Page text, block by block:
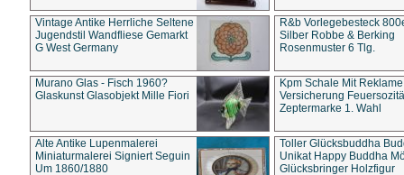
Vintage Antike Herrliche Seltene
Jugendstil Wandfliese Gemarkt
G West Germany
R&b Vorlegebesteck
Silber Robbe & Berking
Rosenmuster 6 Tlg.
Murano Glas - Fisch 1960?
Glaskunst Glasobjekt Mille Fiori
Kpm Schale Mit Reklame
Versicherung
Zeptermarke 1. Wahl
Alte Antike Lupenmalerei
Miniaturmalerei Signiert Seguin
Um 1860/1880
Toller Glücksbuddha
Unikat Happy Buddha
Glücksbringer Holzfigur